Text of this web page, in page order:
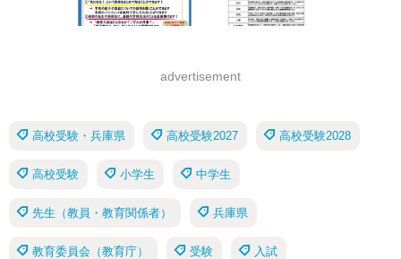
advertisement
高校受験・兵庫県 高校受験2027 高校受験2028
高校受験 小学生 中学生
先生（教員・教育関係者） 兵庫県
教育委員会（教育庁） 受験 入試